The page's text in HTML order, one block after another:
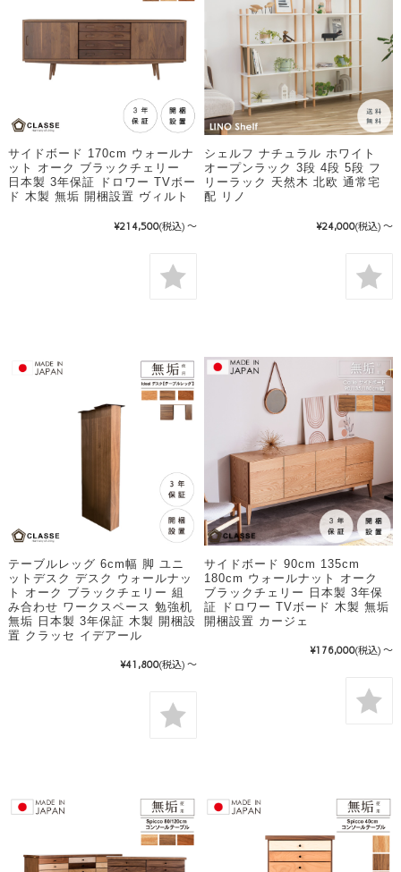
サイドボード 170cm ウォールナ
ット オーク ブラックチェリー
日本製 3年保証 ドロワー TVボー
ド 木製 無垢 開梱設置 ヴィルト
¥214,500(税込) ～
シェルフ ナチュラル ホワイト
オープンラック 3段 4段 5段 フ
リーラック 天然木 北欧 通常宅
配 リノ
¥24,000(税込) ～
テーブルレッグ 6cm幅 脚 ユニ
ットデスク デスク ウォールナッ
ト オーク ブラックチェリー 組
み合わせ ワークスペース 勉強机
無垢 日本製 3年保証 木製 開梱設
置 クラッセ イデアール
¥41,800(税込) ～
サイドボード 90cm 135cm
180cm ウォールナット オーク
ブラックチェリー 日本製 3年保
証 ドロワー TVボード 木製 無垢
開梱設置 カージェ
¥176,000(税込) ～